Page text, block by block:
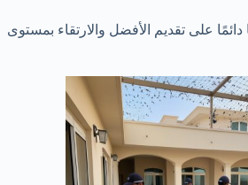
دائمًا على تقديم الأفضل والارتقاء بمستوى